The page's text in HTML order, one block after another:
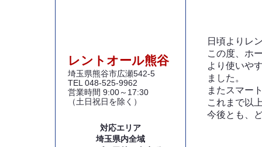
レントオール熊谷
埼玉県熊谷市広瀬542-5
TEL 048-525-9962
営業時間 9:00～17:30
（土日祝日を除く）
対応エリア
埼玉県内全域
日頃よりレ
この度、ホ
より使いや
ました。
またスマー
これまで以
今後とも、